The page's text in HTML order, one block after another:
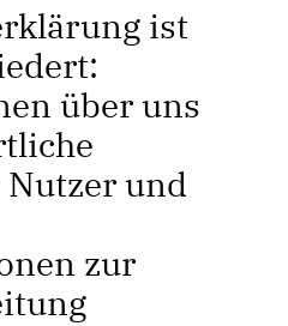
ist
über uns
Nutzer und
zur